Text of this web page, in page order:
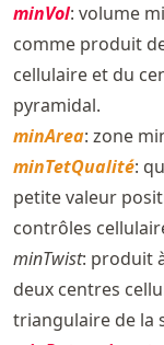
minVol: volume
comme produit
cellulaire et du
pyramidal.
minArea: zone
minTetQualité:
petite valeur
contrôles
minTwist: produit
deux centres
triangulaire de la